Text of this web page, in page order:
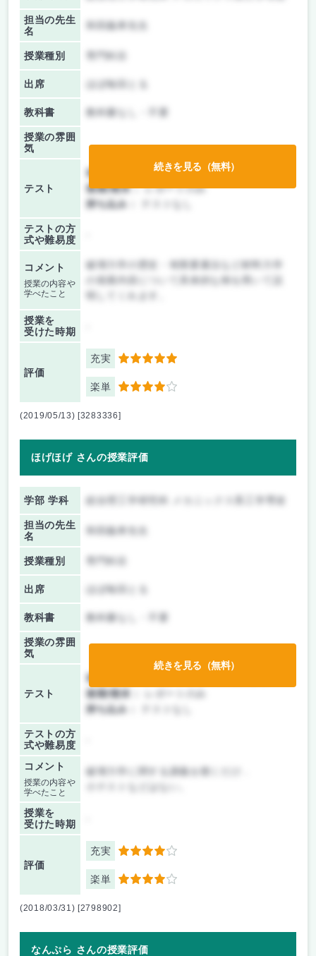
担当の先生
名
和田義孝先生
授業種別
出席 ほぼ毎回とる
教科書 教科書なし・不要
授業の雰囲
気
テスト
前期/中間：
レポートのみ
後期/期末：レポートのみ
持ち込み：
テストの方
式や難易度
コメント
授業の内容や
学べたこと
破壊力学の歴史・有限要素法など材料力学
授業を
受けた時期
評価
充実 5
楽単 4
続きを見る（無料）
(2019/05/13) [3283336]
ほげほげ さんの授業評価
学部 学科
担当の先生
名
和田義孝先生
授業種別
出席 ほぼ毎回とる
教科書 教科書なし・不要
授業の雰囲
気
テスト
前期/中間：
後期/期末：
持ち込み：
テストの方
式や難易度
コメント
授業の内容や
学べたこと
破壊力学に関する講義を聴くだけ．
授業を
受けた時期
評価
充実 4
楽単 4
続きを見る（無料）
(2018/03/31) [2798902]
なんぷら さんの授業評価